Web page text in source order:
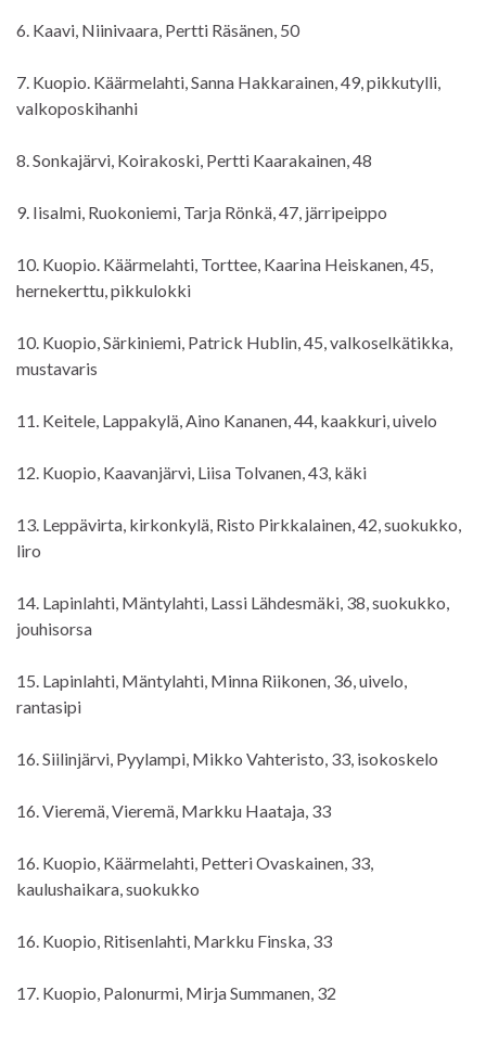
6. Kaavi, Niinivaara, Pertti Räsänen, 50
7. Kuopio. Käärmelahti, Sanna Hakkarainen, 49, pikkutylli,
valkoposkihanhi
8. Sonkajärvi, Koirakoski, Pertti Kaarakainen, 48
9. Iisalmi, Ruokoniemi, Tarja Rönkä, 47, järripeippo
10. Kuopio. Käärmelahti, Torttee, Kaarina Heiskanen, 45,
hernekerttu, pikkulokki
10. Kuopio, Särkiniemi, Patrick Hublin, 45, valkoselkätikka,
mustavaris
11. Keitele, Lappakylä, Aino Kananen, 44, kaakkuri, uivelo
12. Kuopio, Kaavanjärvi, Liisa Tolvanen, 43, käki
13. Leppävirta, kirkonkylä, Risto Pirkkalainen, 42, suokukko,
liro
14. Lapinlahti, Mäntylahti, Lassi Lähdesmäki, 38, suokukko,
jouhisorsa
15. Lapinlahti, Mäntylahti, Minna Riikonen, 36, uivelo,
rantasipi
16. Siilinjärvi, Pyylampi, Mikko Vahteristo, 33, isokoskelo
16. Vieremä, Vieremä, Markku Haataja, 33
16. Kuopio, Käärmelahti, Petteri Ovaskainen, 33,
kaulushaikara, suokukko
16. Kuopio, Ritisenlahti, Markku Finska, 33
17. Kuopio, Palonurmi, Mirja Summanen, 32